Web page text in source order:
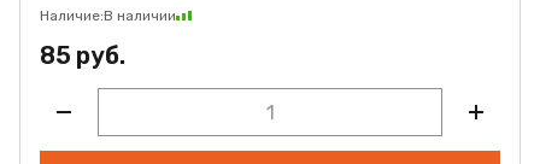
Наличие:В наличии
85 руб.